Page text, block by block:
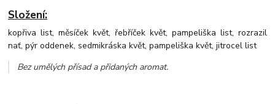
Složení:
kopřiva list, měsíček květ, řebříček květ, pampeliška list, rozrazil
nať, pýr oddenek, sedmikráska květ, pampeliška květ, jitrocel list
Bez umělých přísad a přidaných aromat.